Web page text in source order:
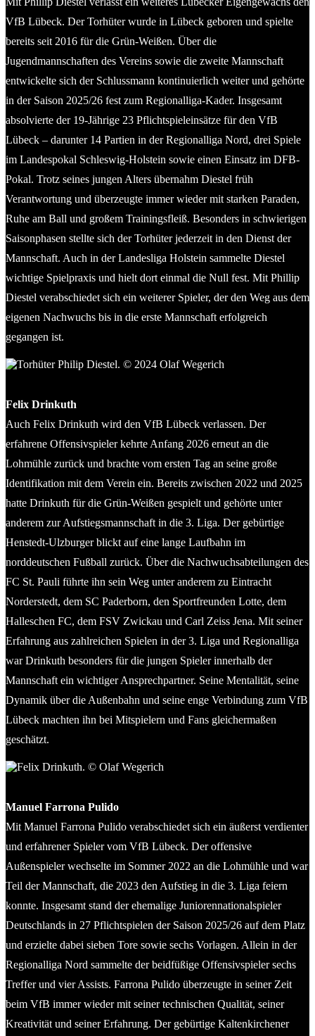
VfB Lübeck. Der Torhüter wurde in Lübeck geboren und spielte
bereits seit 2016 für die Grün-Weißen. Über die
Jugendmannschaften des Vereins sowie die zweite Mannschaft
entwickelte sich der Schlussmann kontinuierlich weiter und gehörte
in der Saison 2025/26 fest zum Regionalliga-Kader. Insgesamt
absolvierte der 19-Jährige 23 Pflichtspieleinsätze für den VfB
Lübeck – darunter 14 Partien in der Regionalliga Nord, drei Spiele
im Landespokal Schleswig-Holstein sowie einen Einsatz im DFB-
Pokal. Trotz seines jungen Alters übernahm Diestel früh
Verantwortung und überzeugte immer wieder mit starken Paraden,
Ruhe am Ball und großem Trainingsfleiß. Besonders in schwierigen
Saisonphasen stellte sich der Torhüter jederzeit in den Dienst der
Mannschaft. Auch in der Landesliga Holstein sammelte Diestel
wichtige Spielpraxis und hielt dort einmal die Null fest. Mit Phillip
Diestel verabschiedet sich ein weiterer Spieler, der den Weg aus dem
eigenen Nachwuchs bis in die erste Mannschaft erfolgreich
gegangen ist.
Felix Drinkuth
Auch Felix Drinkuth wird den VfB Lübeck verlassen. Der
erfahrene Offensivspieler kehrte Anfang 2026 erneut an die
Lohmühle zurück und brachte vom ersten Tag an seine große
Identifikation mit dem Verein ein. Bereits zwischen 2022 und 2025
hatte Drinkuth für die Grün-Weißen gespielt und gehörte unter
anderem zur Aufstiegsmannschaft in die 3. Liga. Der gebürtige
Henstedt-Ulzburger blickt auf eine lange Laufbahn im
norddeutschen Fußball zurück. Über die Nachwuchsabteilungen des
FC St. Pauli führte ihn sein Weg unter anderem zu Eintracht
Norderstedt, dem SC Paderborn, den Sportfreunden Lotte, dem
Halleschen FC, dem FSV Zwickau und Carl Zeiss Jena. Mit seiner
Erfahrung aus zahlreichen Spielen in der 3. Liga und Regionalliga
war Drinkuth besonders für die jungen Spieler innerhalb der
Mannschaft ein wichtiger Ansprechpartner. Seine Mentalität, seine
Dynamik über die Außenbahn und seine enge Verbindung zum VfB
Lübeck machten ihn bei Mitspielern und Fans gleichermaßen
geschätzt.
Manuel Farrona Pulido
Mit Manuel Farrona Pulido verabschiedet sich ein äußerst verdienter
und erfahrener Spieler vom VfB Lübeck. Der offensive
Außenspieler wechselte im Sommer 2022 an die Lohmühle und war
Teil der Mannschaft, die 2023 den Aufstieg in die 3. Liga feiern
konnte. Insgesamt stand der ehemalige Juniorennationalspieler
Deutschlands in 27 Pflichtspielen der Saison 2025/26 auf dem Platz
und erzielte dabei sieben Tore sowie sechs Vorlagen. Allein in der
Regionalliga Nord sammelte der beidfüßige Offensivspieler sechs
Treffer und vier Assists. Farrona Pulido überzeugte in seiner Zeit
beim VfB immer wieder mit seiner technischen Qualität, seiner
Kreativität und seiner Erfahrung. Der gebürtige Kaltenkirchener